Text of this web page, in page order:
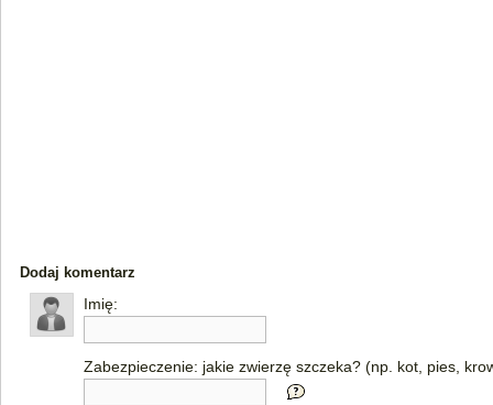
Dodaj komentarz
Imię:
Zabezpieczenie: jakie zwierzę szczeka? (np. kot, pies,